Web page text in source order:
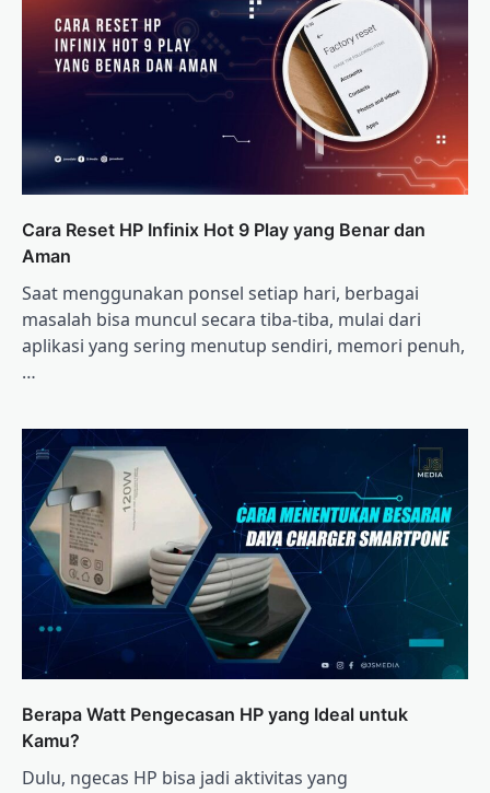
Cara Reset HP Infinix Hot 9 Play yang Benar dan
Aman
Saat menggunakan ponsel setiap hari, berbagai
masalah bisa muncul secara tiba-tiba, mulai dari
aplikasi yang sering menutup sendiri, memori penuh,
…
Berapa Watt Pengecasan HP yang Ideal untuk
Kamu?
Dulu, ngecas HP bisa jadi aktivitas yang